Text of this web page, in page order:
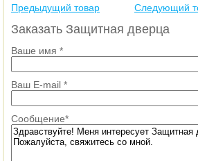
Предыдущий товар
Следующий
Заказать Защитная дверца
Ваше имя *
Ваш E-mail *
Сообщение*